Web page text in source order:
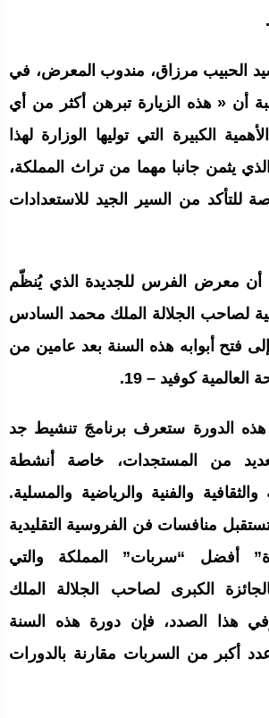
الحبيب مرزاق، مندوب المعرض، في
أن « هذه الزيارة تبرهن أكثر من أي
الكبيرة التي توليها الوزارة لهذا
يثمن جانبا مهما من تراث المملكة،
للتأكد من السير الجيد للاستعدادات
أن معرض الفرس للجديدة الذي يُنظّم
لصاحب الجلالة الملك محمد السادس
فتح أبوابه هذه السنة بعد عامين من
كوفيد – 19.
هذه الدورة ستعرف برنامجَ تنشيط جد
من المستجدات، خاصة أنشطة
والثقافية والفنية والرياضية والمسلية.
منافسات فن الفروسية التقليدية
أفضل “سربات” المملكة والتي
الكبرى لصاحب الجلالة الملك
هذا الصدد، فإن دورة هذه السنة
أكبر من السربات مقارنة بالدورات